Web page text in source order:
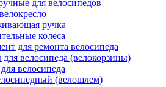
для велосипедов
ручка
колёса
для ремонта велосипеда
велосипеда (велокорзины)
велосипеда
(велошлем)